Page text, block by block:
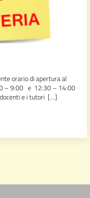
orario di apertura al
– 9:00 e 12:30 – 14:00
e i tutori […]